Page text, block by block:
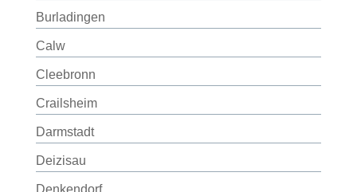
Burladingen
Calw
Cleebronn
Crailsheim
Darmstadt
Deizisau
Denkendorf